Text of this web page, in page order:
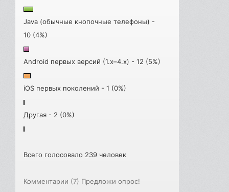
Java (обычные кнопочные телефоны) -
10 (4%)
Android первых версий (1.x–4.x) - 12 (5%)
iOS первых поколений - 1 (0%)
Другая - 2 (0%)
Всего голосовало 239 человек
Комментарии (7) Предложи опрос!